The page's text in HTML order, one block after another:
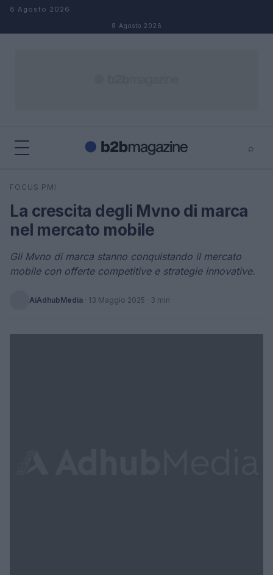
Salta al contenuto
8 Agosto 2026
8 Agosto 2026
⌕
Cerca
FOCUS PMI
La crescita degli Mvno di marca
nel mercato mobile
Gli Mvno di marca stanno conquistando il mercato
mobile con offerte competitive e strategie innovative.
AiAdhubMedia · 13 Maggio 2025 · 3 min